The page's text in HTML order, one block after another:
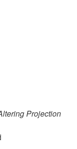
Projection